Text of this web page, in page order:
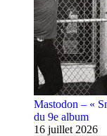
Mastodon – «
du 9e album
16 juillet 2026